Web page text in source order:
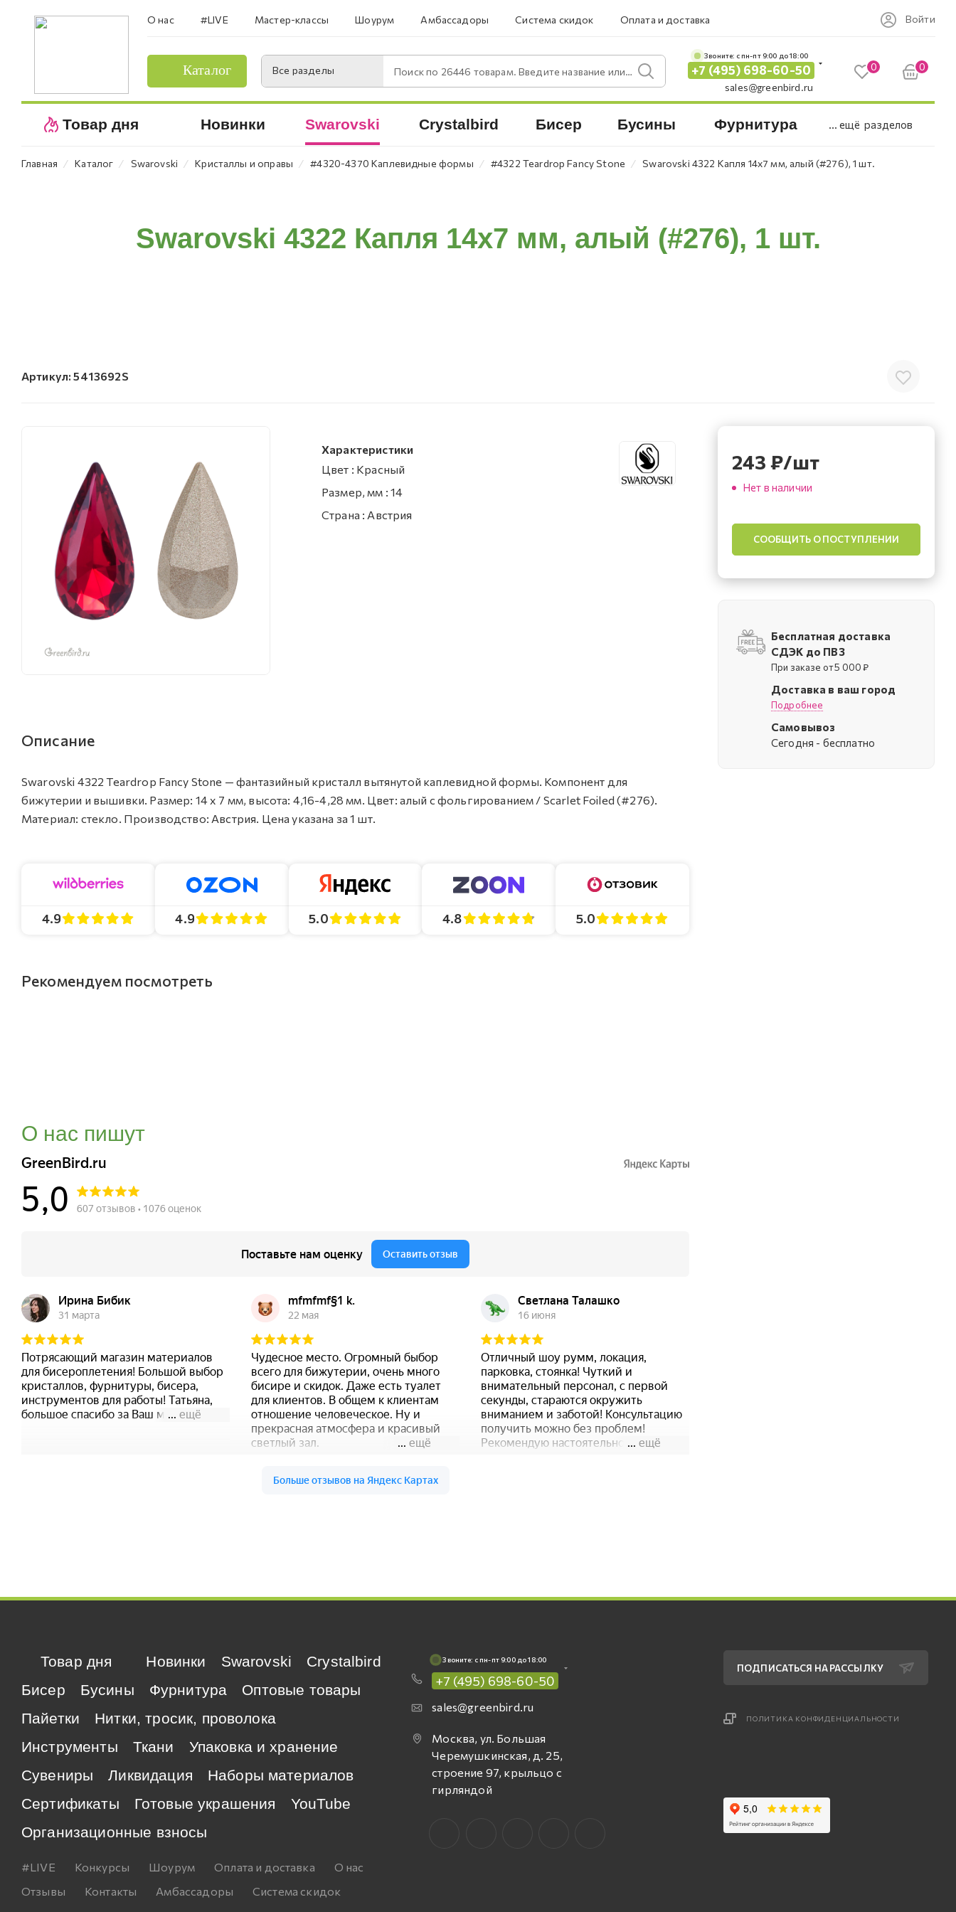
О нас #LIVE Мастер-классы Шоурум Амбассадоры Система скидок Оплата и доставка Войти
Каталог Все разделы Поиск по 26446 товарам. Введите название или артикул.
Звоните: c пн-пт 9:00 до 18:00
+7 (495) 698-60-50
sales@greenbird.ru
0 0
Товар дня Новинки Swarovski Crystalbird Бисер Бусины Фурнитура ... ещё разделов
Главная ⁄ Каталог ⁄ Swarovski ⁄ Кристаллы и оправы ⁄ #4320-4370 Каплевидные формы ⁄ #4322 Teardrop Fancy Stone ⁄ Swarovski 4322 Капля 14х7 мм, алый (#276), 1 шт.
Swarovski 4322 Капля 14х7 мм, алый (#276), 1 шт.
Артикул: 5413692S
Характеристики
Цвет : Красный
Размер, мм : 14
Страна : Австрия
Описание
Swarovski 4322 Teardrop Fancy Stone — фантазийный кристалл вытянутой каплевидной формы. Компонент для
бижутерии и вышивки. Размер: 14 х 7 мм, высота: 4,16-4,28 мм. Цвет: алый с фольгированием / Scarlet Foiled (#276).
Материал: стекло. Производство: Австрия. Цена указана за 1 шт.
4.9 4.9 5.0 4.8 5.0
Рекомендуем посмотреть
О нас пишут
243 ₽/шт
Нет в наличии
СООБЩИТЬ О ПОСТУПЛЕНИИ
Бесплатная доставка
СДЭК до ПВЗ
При заказе от 5 000 ₽
Доставка в ваш город
Подробнее
Самовывоз
Cегодня - бесплатно
Товар дня Новинки Swarovski
Crystalbird
Бисер
Бусины Фурнитура
Оптовые товары
Пайетки
Нитки, тросик, проволока
Инструменты
Ткани
Упаковка и хранение
Сувениры
Ликвидация
Наборы материалов
Сертификаты
Готовые украшения
YouTube
Организационные взносы
#LIVE Конкурсы Шоурум Оплата и доставка
О нас
Отзывы
Контакты Амбассадоры
Система скидок
Звоните: c пн-пт 9:00 до 18:00
+7 (495) 698-60-50
sales@greenbird.ru
Москва, ул. Большая
Черемушкинская, д. 25,
строение 97, крыльцо с
гирляндой
ПОДПИСАТЬСЯ НА РАССЫЛКУ
ПОЛИТИКА КОНФИДЕНЦИАЛЬНОСТИ